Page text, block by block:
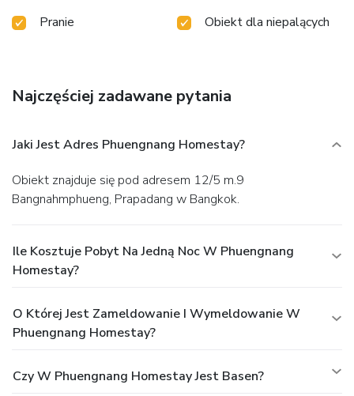
Pranie
Obiekt dla niepalących
Najczęściej zadawane pytania
Jaki Jest Adres Phuengnang Homestay?
Obiekt znajduje się pod adresem 12/5 m.9
Bangnahmphueng, Prapadang w Bangkok.
Ile Kosztuje Pobyt Na Jedną Noc W Phuengnang
Homestay?
O Której Jest Zameldowanie I Wymeldowanie W
Phuengnang Homestay?
Czy W Phuengnang Homestay Jest Basen?